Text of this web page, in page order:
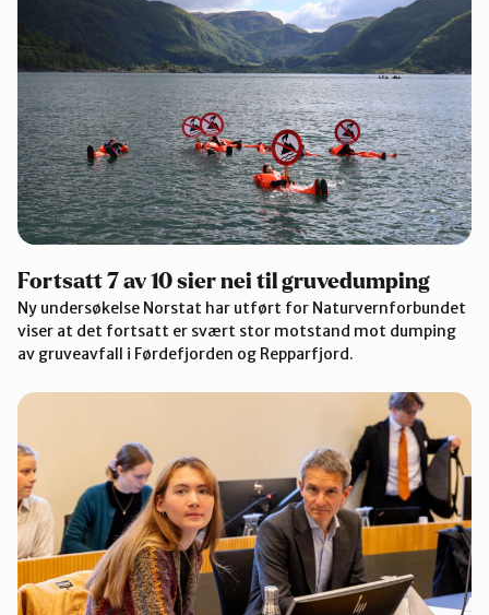
Fortsatt 7 av 10 sier nei til gruvedumping
Ny undersøkelse Norstat har utført for Naturvernforbundet
viser at det fortsatt er svært stor motstand mot dumping
av gruveavfall i Førdefjorden og Repparfjord.